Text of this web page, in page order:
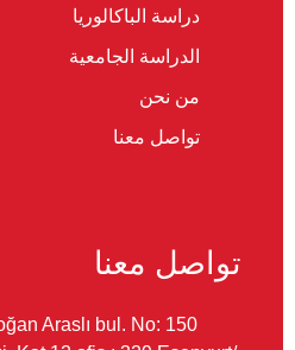
دراسة الباكالوريا
الدراسة الجامعية
من نحن
تواصل معنا
تواصل معنا
Araslı bul. No: 150